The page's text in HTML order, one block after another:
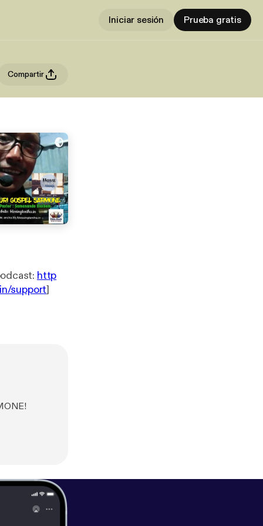
Iniciar sesión Prueba gratis
Compartir
--- Support this podcast: http
support]